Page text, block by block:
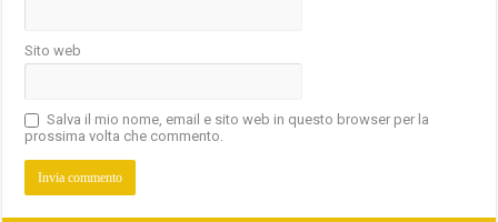
Sito web
Salva il mio nome, email e sito web in questo browser per la
prossima volta che commento.